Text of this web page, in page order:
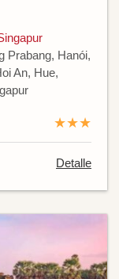
Prabang, Hanói,
An, Hue,
★★★
Detalle